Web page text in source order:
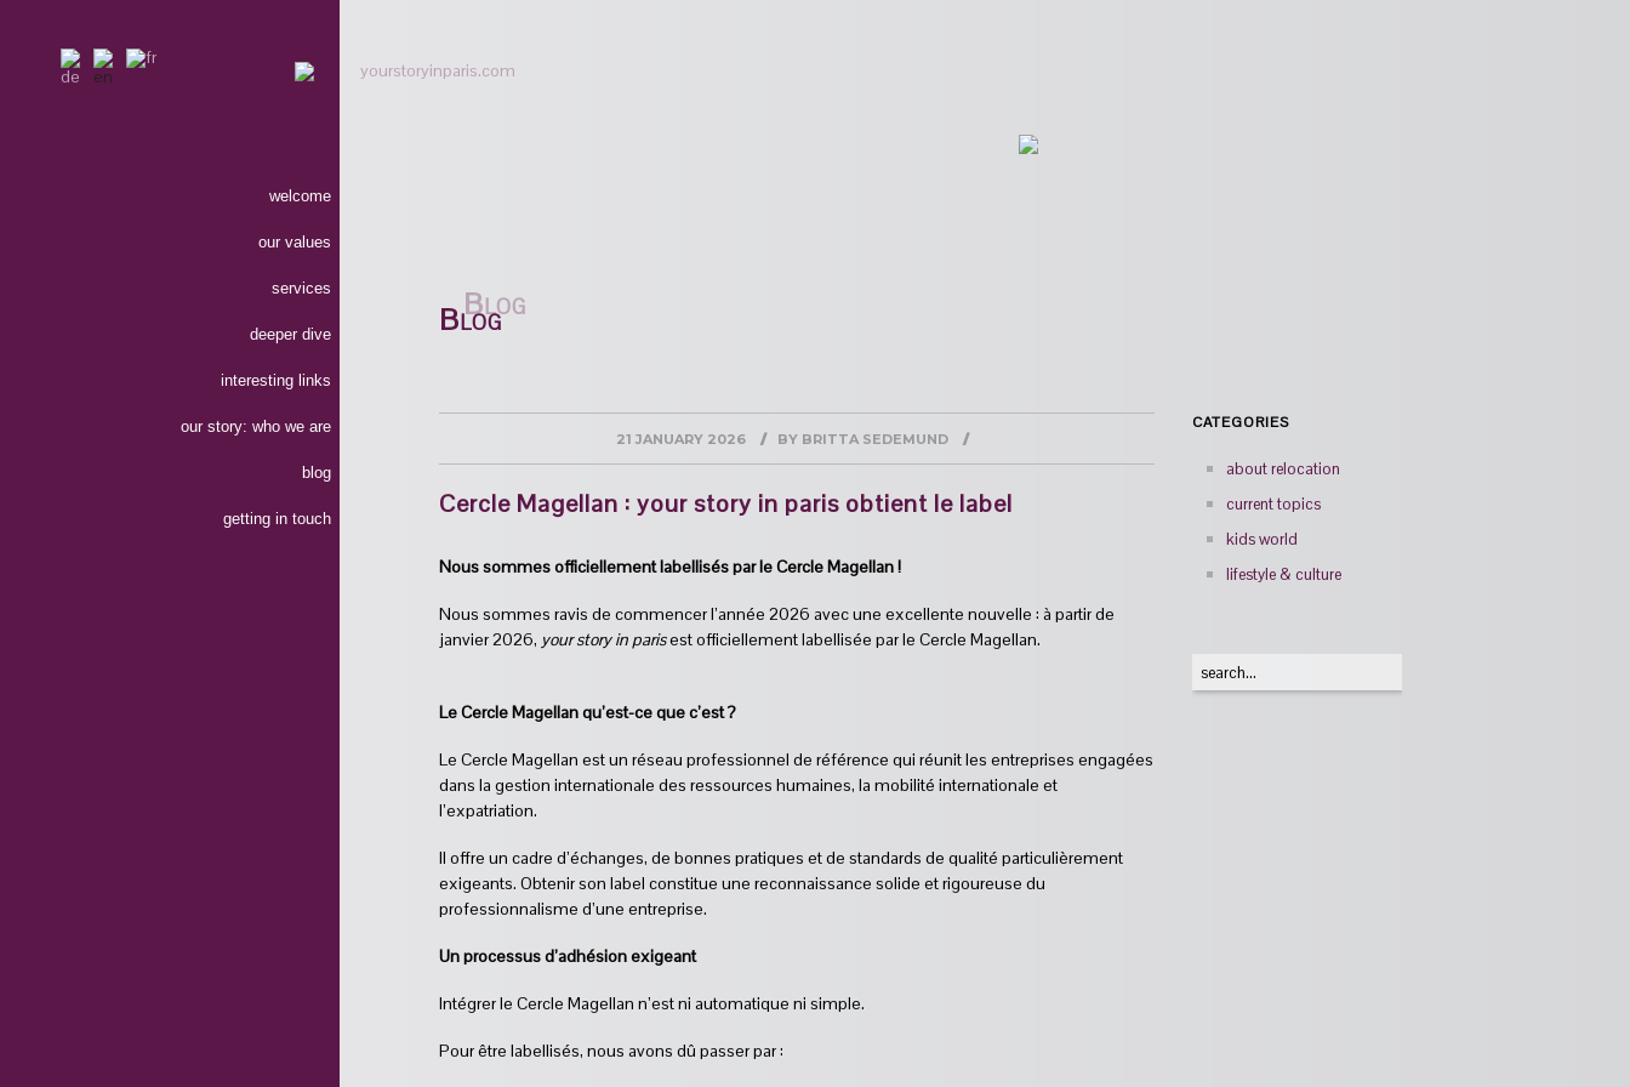
welcome
our values
services
deeper dive
interesting links
our story: who we are
blog
getting in touch
Blog
21 JANUARY 2026 BY BRITTA SEDEMUND
Cercle Magellan : your story in paris obtient le label
Nous sommes officiellement labellisés par le Cercle Magellan !
Nous sommes ravis de commencer l’année 2026 avec une excellente nouvelle : à partir de
janvier 2026, your story in parisest officiellement labellisée par le Cercle Magellan.
Le Cercle Magellan qu’est-ce que c’est ?
Le Cercle Magellan est un réseau professionnel de référence qui réunit les entreprises engagées
dans la gestion internationale des ressources humaines, la mobilité internationale et
l’expatriation.
Il offre un cadre d’échanges, de bonnes pratiques et de standards de qualité particulièrement
exigeants. Obtenir son label constitue une reconnaissance solide et rigoureuse du
professionnalisme d’une entreprise.
Un processus d’adhésion exigeant
Intégrer le Cercle Magellan n’est ni automatique ni simple.
Pour être labellisés, nous avons dû passer par :
CATEGORIES
about relocation
current topics
kids world
lifestyle & culture